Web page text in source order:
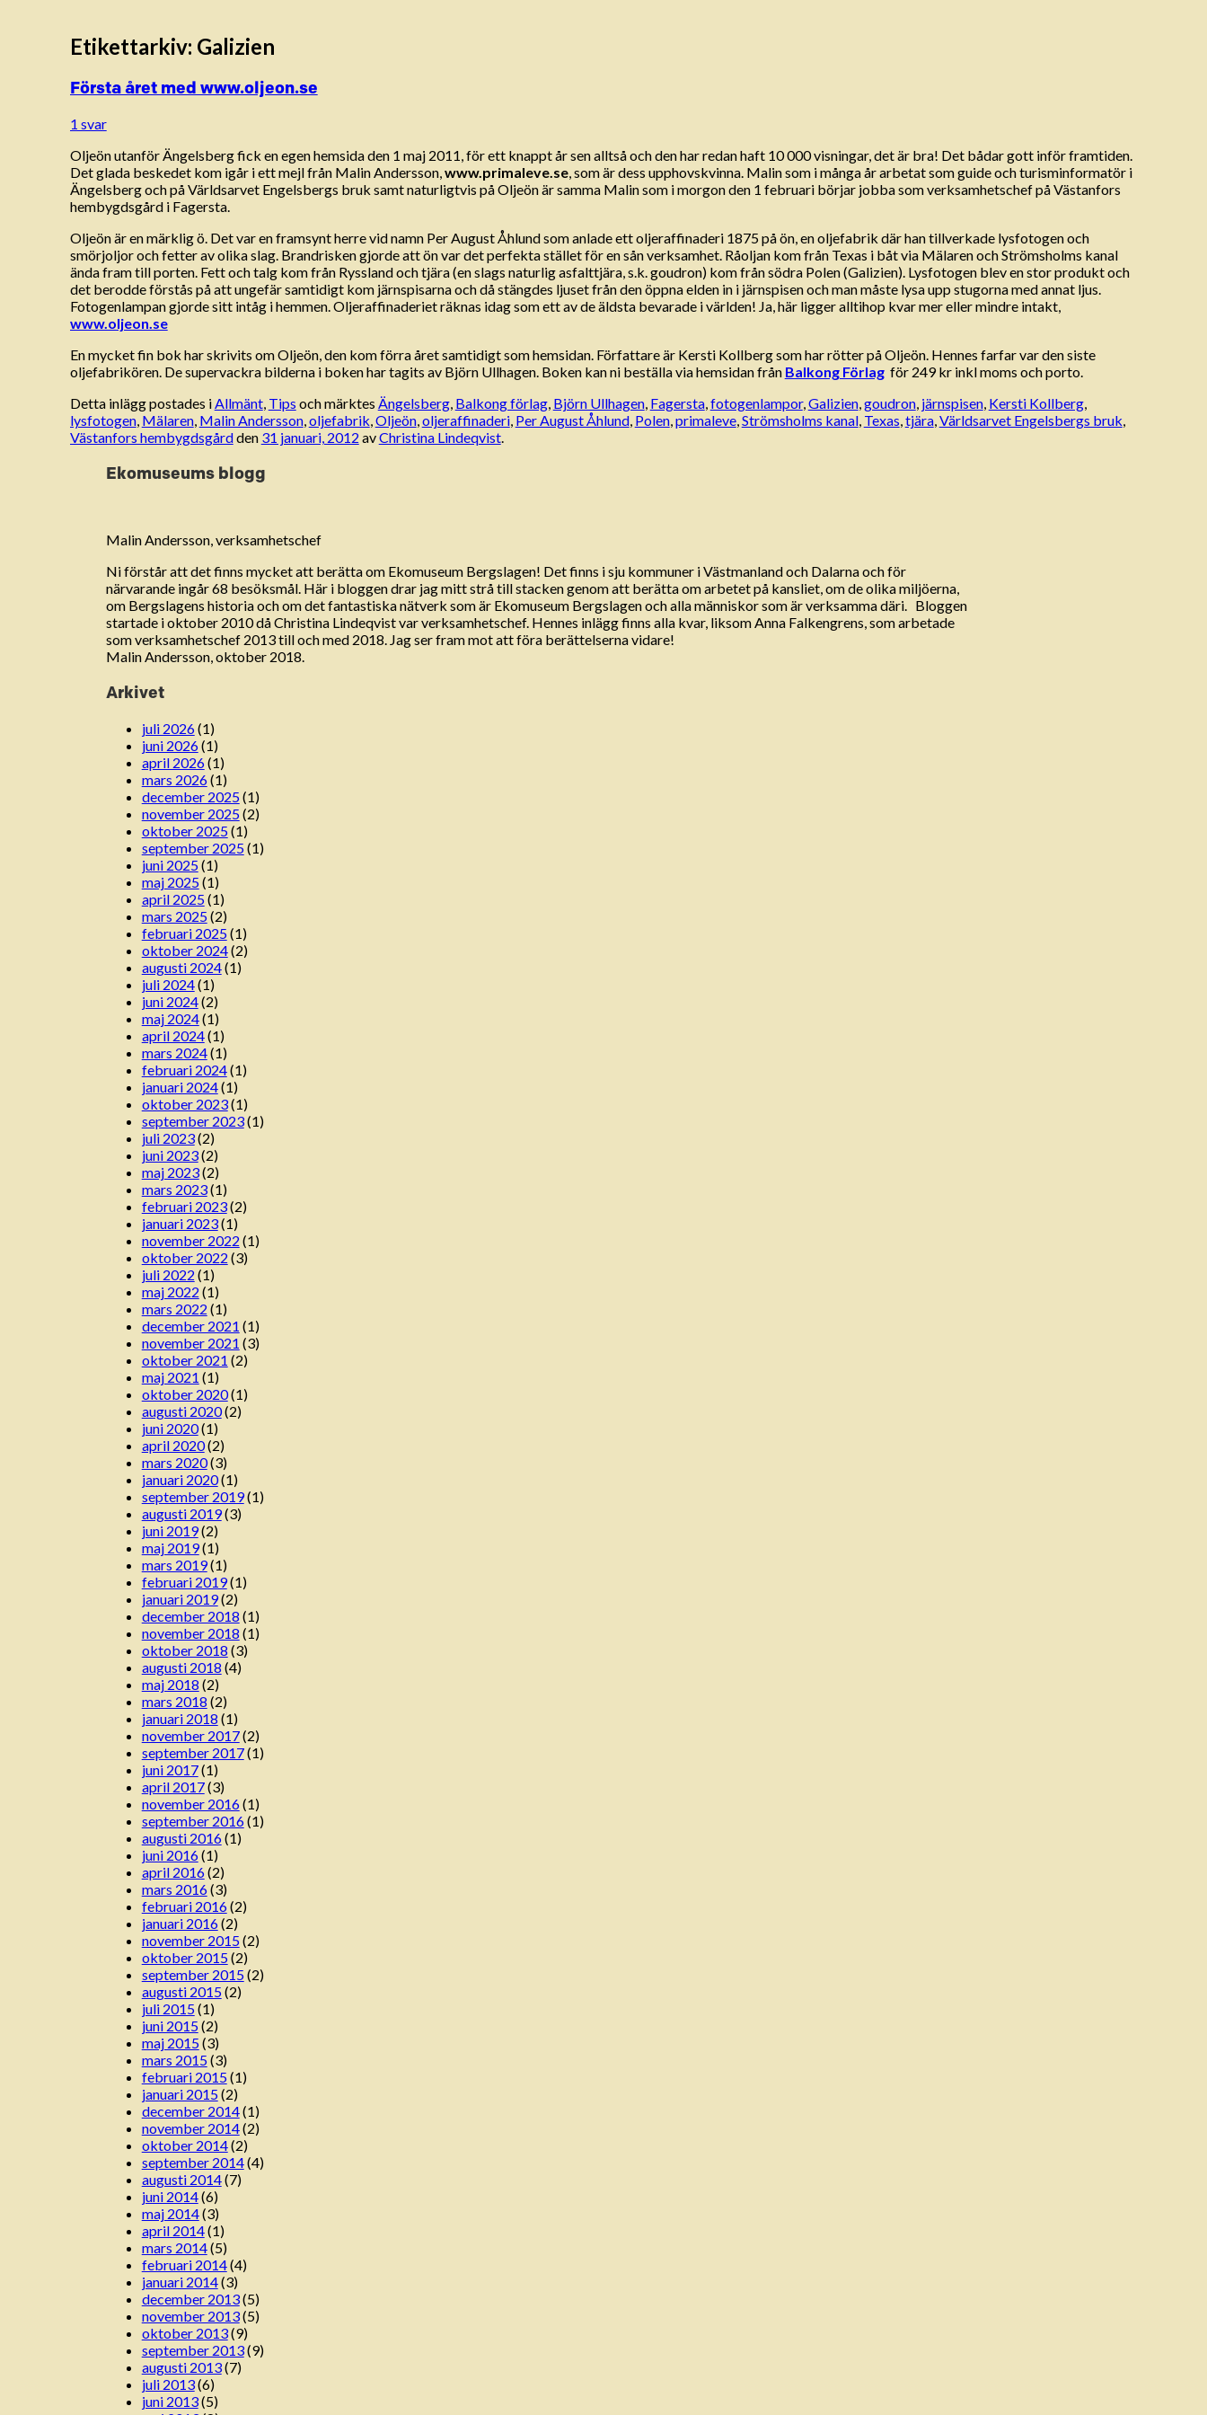
Etikettarkiv: Galizien
Första året med www.oljeon.se
1 svar
Oljeön utanför Ängelsberg fick en egen hemsida den 1 maj 2011, för ett knappt år sen alltså och den har redan haft 10 000 visningar, det är bra! Det bådar gott inför framtiden.
Det glada beskedet kom igår i ett mejl från Malin Andersson,www.primaleve.se, som är dess upphovskvinna. Malin som i många år arbetat som guide och turisminformatör i
Ängelsberg och på Världsarvet Engelsbergs bruk samt naturligtvis på Oljeön är samma Malin som i morgon den 1 februari börjar jobba som verksamhetschef på Västanfors
hembygdsgård i Fagersta.
Oljeön är en märklig ö. Det var en framsynt herre vid namn Per August Åhlund som anlade ett oljeraffinaderi 1875 på ön, en oljefabrik där han tillverkade lysfotogen och
smörjoljor och fetter av olika slag. Brandrisken gjorde att ön var det perfekta stället för en sån verksamhet. Råoljan kom från Texas i båt via Mälaren och Strömsholms kanal
ända fram till porten. Fett och talg kom från Ryssland och tjära (en slags naturlig asfalttjära, s.k. goudron) kom från södra Polen (Galizien). Lysfotogen blev en stor produkt och
det berodde förstås på att ungefär samtidigt kom järnspisarna och då stängdes ljuset från den öppna elden in i järnspisen och man måste lysa upp stugorna med annat ljus.
Fotogenlampan gjorde sitt intåg i hemmen. Oljeraffinaderiet räknas idag som ett av de äldsta bevarade i världen! Ja, här ligger alltihop kvar mer eller mindre intakt,
www.oljeon.se
En mycket fin bok har skrivits om Oljeön, den kom förra året samtidigt som hemsidan. Författare är Kersti Kollberg som har rötter på Oljeön. Hennes farfar var den siste
oljefabrikören. De supervackra bilderna i boken har tagits av Björn Ullhagen. Boken kan ni beställa via hemsidan från Balkong Förlag för 249 kr inkl moms och porto.
Detta inlägg postades iAllmänt, Tips och märktes Ängelsberg, Balkong förlag, Björn Ullhagen, Fagersta,fotogenlampor,Galizien,goudron, järnspisen, Kersti Kollberg,
lysfotogen, Mälaren, Malin Andersson,oljefabrik,Oljeön,oljeraffinaderi, Per August Åhlund, Polen,primaleve,Strömsholms kanal, Texas,tjära,Världsarvet Engelsbergs bruk,
Västanfors hembygdsgårdden 31 januari, 2012 avChristina Lindeqvist.
Ekomuseums blogg
Malin Andersson, verksamhetschef
Ni förstår att det finns mycket att berätta om Ekomuseum Bergslagen! Det finns i sju kommuner i Västmanland och Dalarna och för
närvarande ingår 68 besöksmål. Här i bloggen drar jag mitt strå till stacken genom att berätta om arbetet på kansliet, om de olika miljöerna,
om Bergslagens historia och om det fantastiska nätverk som är Ekomuseum Bergslagen och alla människor som är verksamma däri. Bloggen
startade i oktober 2010 då Christina Lindeqvist var verksamhetschef. Hennes inlägg finns alla kvar, liksom Anna Falkengrens, som arbetade
som verksamhetschef 2013 till och med 2018. Jag ser fram mot att föra berättelserna vidare!
Malin Andersson, oktober 2018.
Arkivet
juli 2026(1)
juni 2026(1)
april 2026(1)
mars 2026(1)
december 2025(1)
november 2025(2)
oktober 2025(1)
september 2025(1)
juni 2025(1)
maj 2025(1)
april 2025(1)
mars 2025(2)
februari 2025(1)
oktober 2024(2)
augusti 2024(1)
juli 2024(1)
juni 2024(2)
maj 2024(1)
april 2024(1)
mars 2024(1)
februari 2024(1)
januari 2024(1)
oktober 2023(1)
september 2023(1)
juli 2023(2)
juni 2023(2)
maj 2023(2)
mars 2023(1)
februari 2023(2)
januari 2023(1)
november 2022 (1)
oktober 2022 (3)
juli 2022 (1)
maj 2022 (1)
mars 2022 (1)
december 2021 (1)
november 2021 (3)
oktober 2021 (2)
maj 2021 (1)
oktober 2020(1)
augusti 2020(2)
juni 2020(1)
april 2020(2)
mars 2020(3)
januari 2020(1)
september 2019(1)
augusti 2019(3)
juni 2019(2)
maj 2019(1)
mars 2019(1)
februari 2019(1)
januari 2019(2)
december 2018 (1)
november 2018 (1)
oktober 2018 (3)
augusti 2018 (4)
maj 2018 (2)
mars 2018 (2)
januari 2018 (1)
november 2017(2)
september 2017(1)
juni 2017(1)
april 2017(3)
november 2016(1)
september 2016(1)
augusti 2016(1)
juni 2016(1)
april 2016(2)
mars 2016(3)
februari 2016(2)
januari 2016(2)
november 2015(2)
oktober 2015(2)
september 2015(2)
augusti 2015(2)
juli 2015(1)
juni 2015(2)
maj 2015(3)
mars 2015(3)
februari 2015(1)
januari 2015(2)
december 2014(1)
november 2014(2)
oktober 2014(2)
september 2014(4)
augusti 2014(7)
juni 2014(6)
maj 2014(3)
april 2014(1)
mars 2014(5)
februari 2014(4)
januari 2014(3)
december 2013(5)
november 2013(5)
oktober 2013(9)
september 2013(9)
augusti 2013(7)
juli 2013(6)
juni 2013(5)